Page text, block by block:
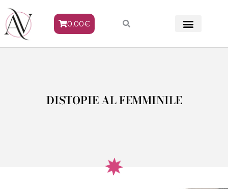
0,00€
DISTOPIE AL FEMMINILE